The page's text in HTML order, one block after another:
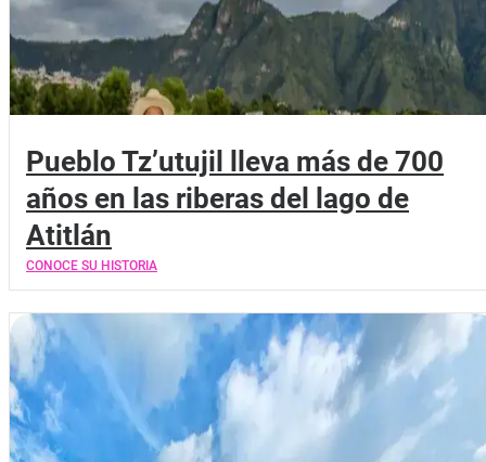
Pueblo Tz’utujil lleva más de 700
años en las riberas del lago de
Atitlán
CONOCE SU HISTORIA